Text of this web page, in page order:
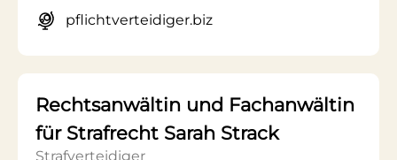
pflichtverteidiger.biz
Rechtsanwältin und Fachanwältin
für Strafrecht Sarah Strack
Strafverteidiger